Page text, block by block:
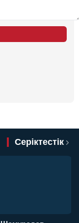
Серіктестік